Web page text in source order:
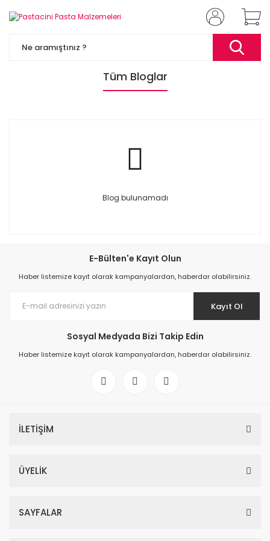
Tüm Bloglar
Blog bulunamadı
E-Bülten'e Kayıt Olun
Haber listemize kayıt olarak kampanyalardan, haberdar olabilirsiniz.
Kayıt Ol
Sosyal Medyada Bizi Takip Edin
Haber listemize kayıt olarak kampanyalardan, haberdar olabilirsiniz.
İLETİŞİM
ÜYELİK
SAYFALAR